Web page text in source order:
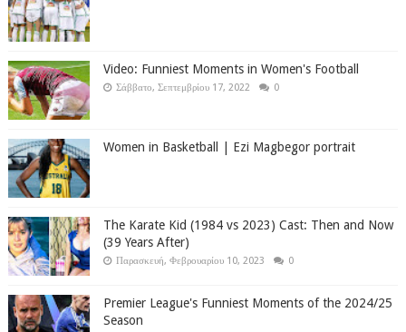
Video: Funniest Moments in Women's Football
Σάββατο, Σεπτεμβρίου 17, 2022 0
Women in Basketball | Ezi Magbegor portrait
The Karate Kid (1984 vs 2023) Cast: Then and Now
(39 Years After)
Παρασκευή, Φεβρουαρίου 10, 2023 0
Premier League's Funniest Moments of the 2024/25
Season